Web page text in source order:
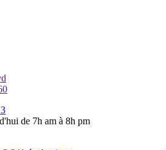
de 7h am à 8h pm